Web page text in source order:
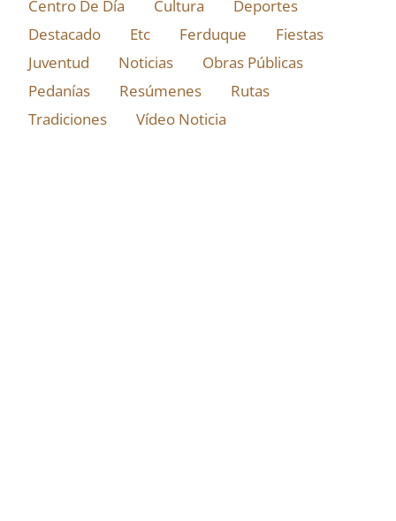
Centro De Día
Cultura
Deportes
Destacado
Etc Ferduque
Fiestas
Juventud
Noticias
Obras Públicas
Pedanías
Resúmenes
Rutas
Tradiciones
Vídeo Noticia